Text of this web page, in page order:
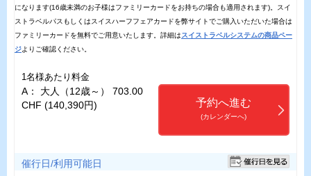
になります(16歳未満のお子様はファミリーカードをお持ちの場合も適用されます)。スイ
ストラベルパスもしくはスイスハーフフェアカードを弊サイトでご購入いただいた場合は
ファミリーカードを無料でご用意いたします。詳細はスイストラベルシステムの商品ペー
ジよりご確認ください。
1名様あたり料金
A： 大人（12歳～） 703.00
CHF (140,390円)
予約へ進む
(カレンダーへ)
催行日/利用可能日